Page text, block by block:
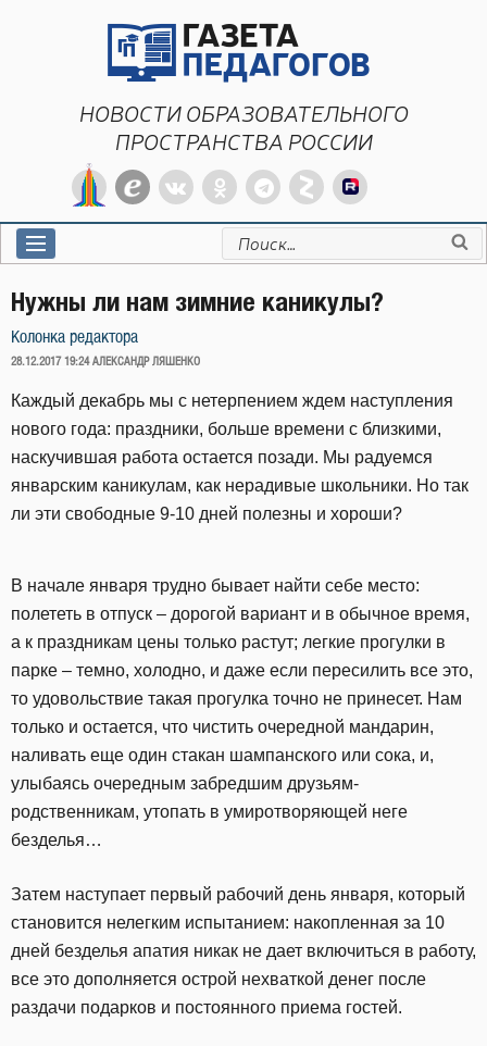
НОВОСТИ ОБРАЗОВАТЕЛЬНОГО
ПРОСТРАНСТВА РОССИИ
Искать:
Нужны ли нам зимние каникулы?
Колонка редактора
ОПУБЛИКОВАНО
28.12.2017 19:24 АЛЕКСАНДР ЛЯШЕНКО
Каждый декабрь мы с нетерпением ждем наступления
нового года: праздники, больше времени с близкими,
наскучившая работа остается позади. Мы радуемся
январским каникулам, как нерадивые школьники. Но так
ли эти свободные 9-10 дней полезны и хороши?
В начале января трудно бывает найти себе место:
полететь в отпуск – дорогой вариант и в обычное время,
а к праздникам цены только растут; легкие прогулки в
парке – темно, холодно, и даже если пересилить все это,
то удовольствие такая прогулка точно не принесет. Нам
только и остается, что чистить очередной мандарин,
наливать еще один стакан шампанского или сока, и,
улыбаясь очередным забредшим друзьям-
родственникам, утопать в умиротворяющей неге
безделья…
Затем наступает первый рабочий день января, который
становится нелегким испытанием: накопленная за 10
дней безделья апатия никак не дает включиться в работу,
все это дополняется острой нехваткой денег после
раздачи подарков и постоянного приема гостей.